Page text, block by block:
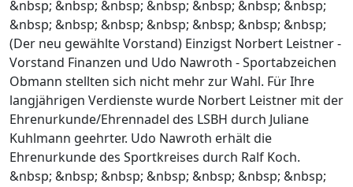
&nbsp; &nbsp; &nbsp; &nbsp; &nbsp; &nbsp; &nbsp;
&nbsp; &nbsp; &nbsp; &nbsp; &nbsp; &nbsp; &nbsp;
(Der neu gewählte Vorstand) Einzigst Norbert Leistner -
Vorstand Finanzen und Udo Nawroth - Sportabzeichen
Obmann stellten sich nicht mehr zur Wahl. Für Ihre
langjährigen Verdienste wurde Norbert Leistner mit der
Ehrenurkunde/Ehrennadel des LSBH durch Juliane
Kuhlmann geehrter. Udo Nawroth erhält die
Ehrenurkunde des Sportkreises durch Ralf Koch.
&nbsp; &nbsp; &nbsp; &nbsp; &nbsp; &nbsp; &nbsp;